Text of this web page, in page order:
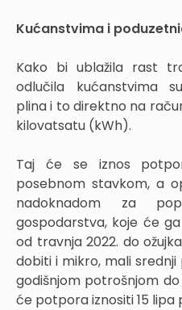
Kućanstvima i
Kako bi ublažila rast
odlučila kućanstvima
plina i to direktno na
kilovatsatu (kWh).
Taj će se iznos
posebnom stavkom, a
nadoknadom za
gospodarstva, koje će
od travnja 2022. do
dobiti i mikro, mali
godišnjom potrošnjom
će potpora iznositi 15 lipa